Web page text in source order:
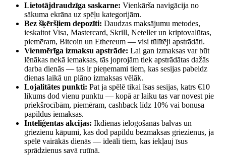
Lietotājdraudzīga saskarne: Vienkārša navigācija no
sākuma ekrāna uz spēļu kategorijām.
Bez šķēršļiem depozīti: Daudzas maksājumu metodes,
ieskaitot Visa, Mastercard, Skrill, Neteller un kriptovalūtas,
piemēram, Bitcoin un Ethereum — visi tūlītēji apstrādāti.
Vienmērīga izmaksu apstrāde: Lai gan izmaksas var būt
lēnākas nekā iemaksas, tās joprojām tiek apstrādātas dažās
darba dienās — tas ir pieņemami tiem, kas sesijas pabeidz
dienas laikā un plāno izmaksas vēlāk.
Lojalitātes punkti: Pat ja spēlē tikai īsas sesijas, katrs €10
likums dod vienu punktu — kopā ar laiku tas var novest pie
priekšrocībām, piemēram, cashback līdz 10% vai bonusa
papildus iemaksas.
Inteliģentas akcijas: Ikdienas ielogošanās balvas un
griezienu kāpumi, kas dod papildu bezmaksas griezienus, ja
spēlē vairākās dienās — ideāli tiem, kas iekļauj īsus
sprādzienus savā rutīnā.